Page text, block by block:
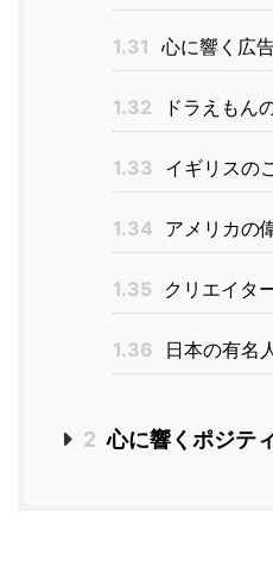
1.31 心に響く広
1.32 ドラえもん
1.33 イギリスの
1.34 アメリカの
1.35 クリエイタ
1.36 日本の有名
2 心に響くポジテ